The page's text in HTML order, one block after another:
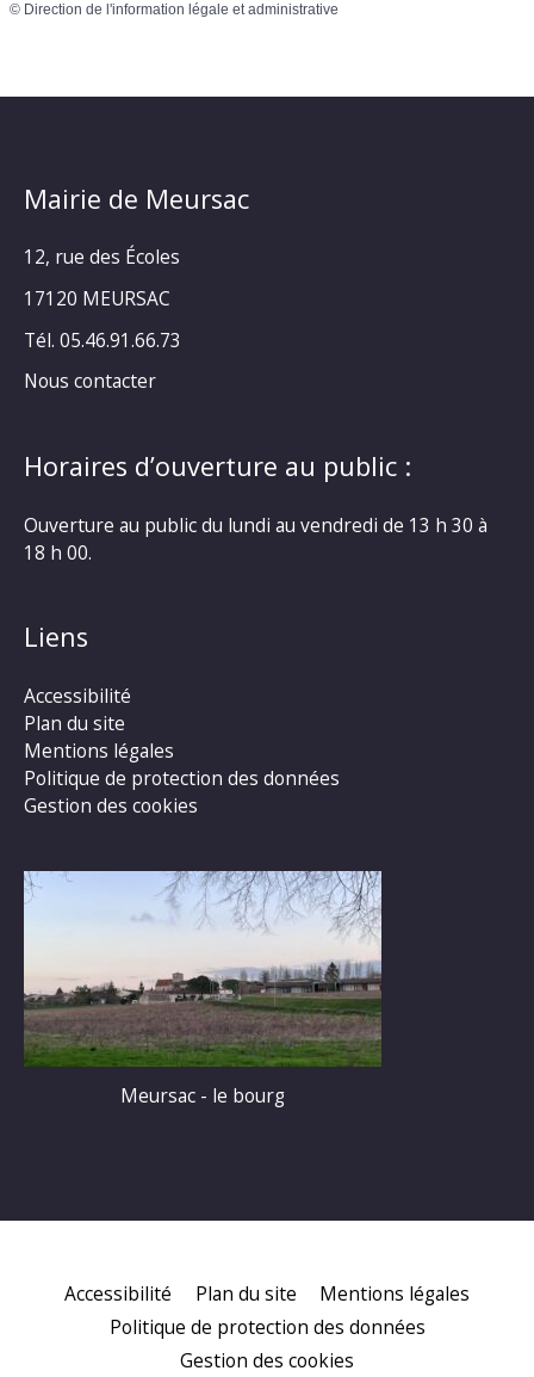
© Direction de l'information légale et administrative
Mairie de Meursac
12, rue des Écoles
17120 MEURSAC
Tél. 05.46.91.66.73
Nous contacter
Horaires d’ouverture au public :
Ouverture au public du lundi au vendredi de 13 h 30 à
18 h 00.
Liens
Accessibilité
Plan du site
Mentions légales
Politique de protection des données
Gestion des cookies
Meursac - le bourg
Accessibilité Plan du site
Mentions légales
Politique de protection des données
Gestion des cookies